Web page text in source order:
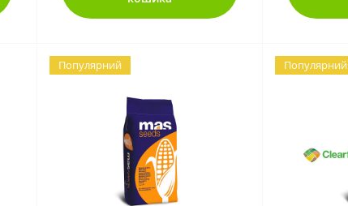
Популярний Популярний